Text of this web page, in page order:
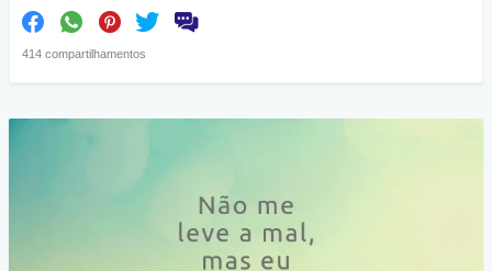
414 compartilhamentos